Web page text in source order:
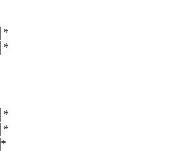
*
*
*
*
*